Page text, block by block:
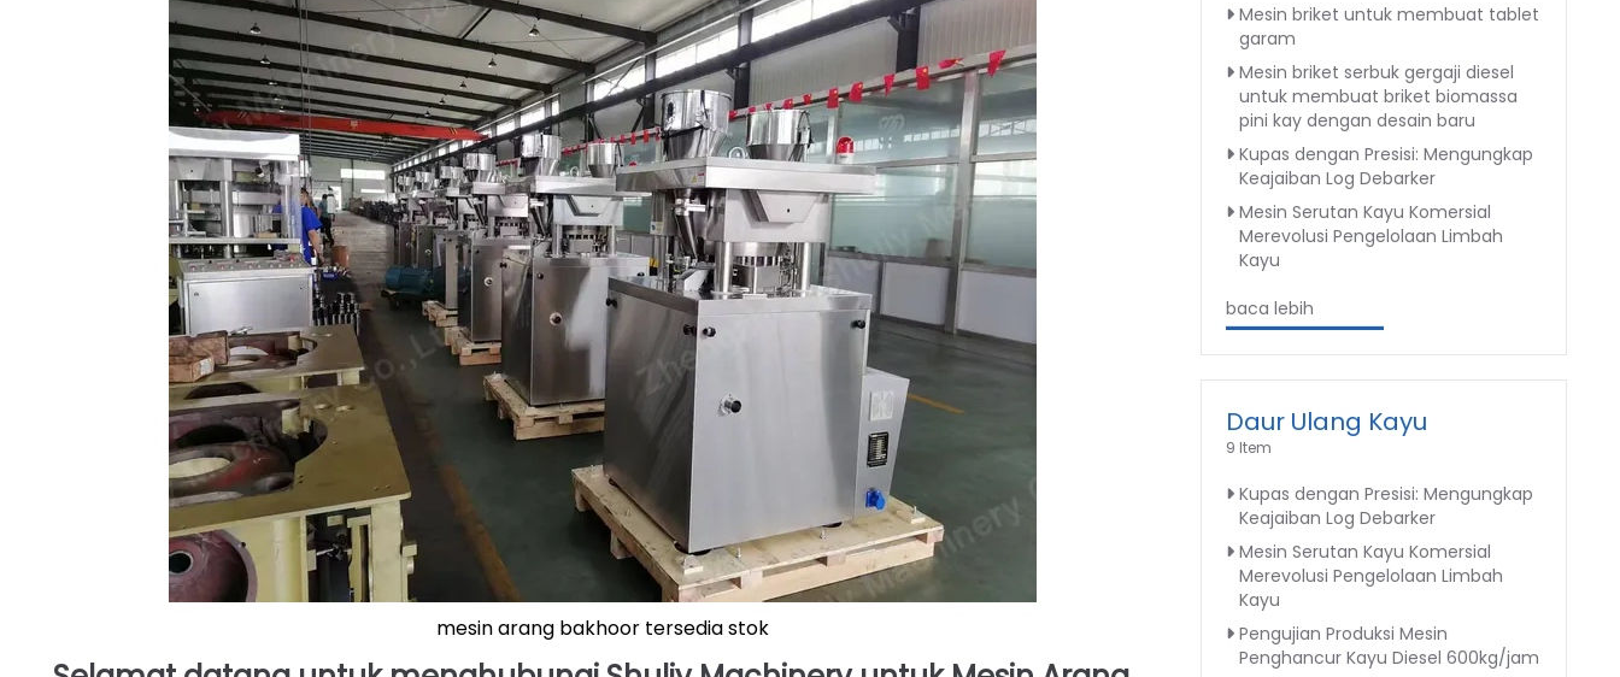
mesin arang bakhoor tersedia stok
Mesin briket untuk membuat tablet
garam
Mesin briket serbuk gergaji diesel
untuk membuat briket biomassa
pini kay dengan desain baru
Kupas dengan Presisi: Mengungkap
Keajaiban Log Debarker
Mesin Serutan Kayu Komersial
Merevolusi Pengelolaan Limbah
Kayu
baca lebih
Daur Ulang Kayu
9 Item
Kupas dengan Presisi: Mengungkap
Keajaiban Log Debarker
Mesin Serutan Kayu Komersial
Merevolusi Pengelolaan Limbah
Kayu
Pengujian Produksi Mesin
Penghancur Kayu Diesel 600kg/jam